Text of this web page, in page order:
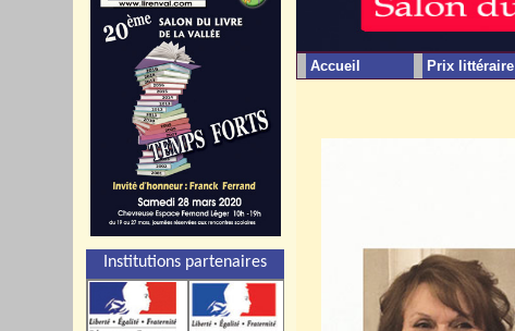
Accueil Prix littéraire
Institutions partenaires